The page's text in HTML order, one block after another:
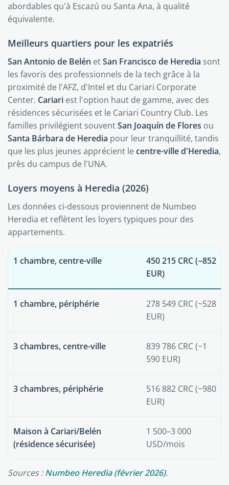
abordables qu'à Escazú ou Santa Ana, à qualité
équivalente.
Meilleurs quartiers pour les expatriés
San Antonio de Belén etSan Francisco de Heredia sont
les favoris des professionnels de la tech grâce à la
proximité de l'AFZ, d'Intel et du Cariari Corporate
Center. Cariari est l'option haut de gamme, avec des
résidences sécurisées et le Cariari Country Club. Les
familles privilégient souventSan Joaquín de Flores ou
Santa Bárbara de Heredia pour leur tranquillité, tandis
que les plus jeunes apprécient lecentre-ville d'Heredia,
près du campus de l'UNA.
Loyers moyens à Heredia (2026)
Les données ci-dessous proviennent de Numbeo
Heredia et reflètent les loyers typiques pour des
appartements.
1 chambre, centre-ville
450 215 CRC (~852
EUR)
1 chambre, périphérie
278 549 CRC (~528
EUR)
3 chambres, centre-ville
839 786 CRC (~1
590 EUR)
3 chambres, périphérie
516 882 CRC (~980
EUR)
Maison à Cariari/Belén
(résidence sécurisée)
1 500–3 000
USD/mois
Sources :Numbeo Heredia (février 2026).